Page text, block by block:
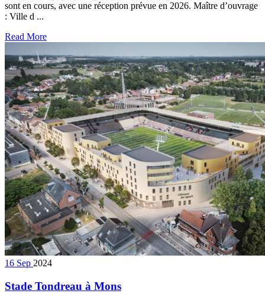
sont en cours, avec une réception prévue en 2026. Maître d’ouvrage
: Ville d ...
Read More
16 Sep 2024
Stade Tondreau à Mons